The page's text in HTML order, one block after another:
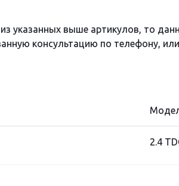
указанных выше артикулов, то
консультацию по телефону,
2.4